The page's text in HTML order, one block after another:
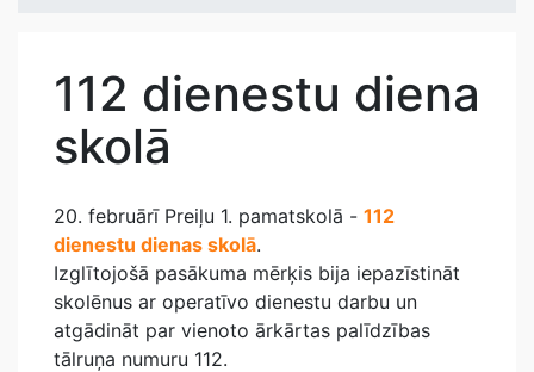
112 dienestu diena
skolā
20. februārī Preiļu 1. pamatskolā - 112
dienestu dienas skolā.
Izglītojošā pasākuma mērķis bija iepazīstināt
skolēnus ar operatīvo dienestu darbu un
atgādināt par vienoto ārkārtas palīdzības
tālruņa numuru 112.